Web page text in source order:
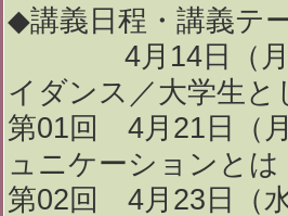
◆講義日程・講義テ
4月14日（月）
イダンス／大学生
第01回 4月21日（
ュニケーションとは
第02回 4月23日（